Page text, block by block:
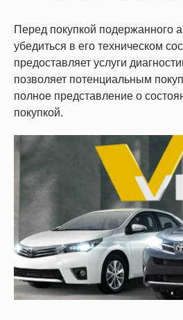
Перед покупкой подержанного
убедиться в его техническом
предоставляет услуги
позволяет потенциальным
полное представление о
покупкой.